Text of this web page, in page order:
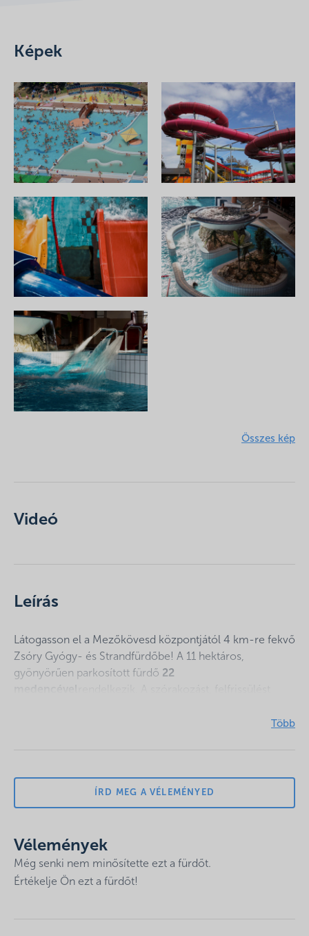
Képek
Összes kép
Videó
Leírás
Látogasson el a Mezőkövesd központjától 4 km-re fekvő
Zsóry Gyógy- és Strandfürdőbe! A 11 hektáros,
gyönyörűen parkosított fürdő 22
élményfürdő-uszoda komplexum és gyógyászati részleg
szabad szénsavat tartalmazó, magas szulfidkén tartalmú
hévíz több, mint 75 éve áll a gyógyulás szolgálatában;
1968 óta pedig hivatalosan is
ÍRD MEG A VÉLEMÉNYED
Vélemények
Még senki nem minősítette ezt a fürdőt.
Értékelje Ön ezt a fürdőt!